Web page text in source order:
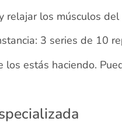
relajar los músculos
3 series de 10
los estás haciendo.